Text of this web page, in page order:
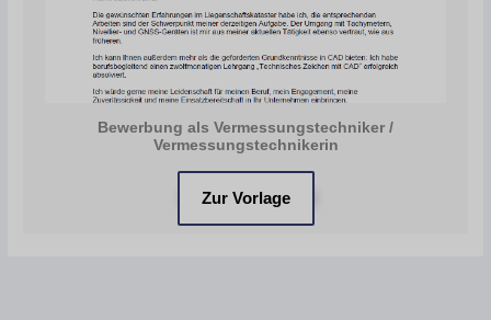
Bewerbung als Vermessungstechniker /
Vermessungstechnikerin
Zur Vorlage